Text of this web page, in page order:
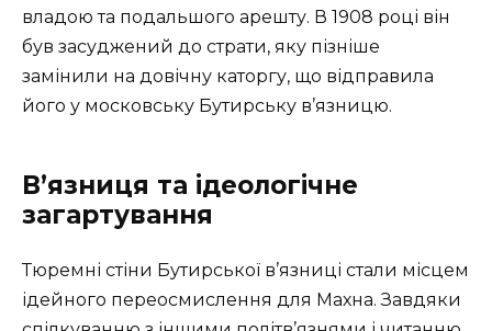
владою та подальшого арешту. В 1908 році він
був засуджений до страти, яку пізніше
замінили на довічну каторгу, що відправила
його у московську Бутирську в’язницю.
В’язниця та ідеологічне
загартування
Тюремні стіни Бутирської в’язниці стали місцем
ідейного переосмислення для Махна. Завдяки